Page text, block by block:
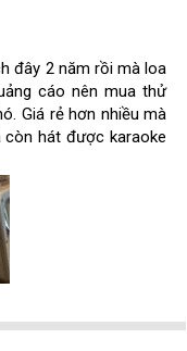
đây 2 năm rồi mà loa
cáo nên mua thử
Giá rẻ hơn nhiều mà
còn hát được karaoke